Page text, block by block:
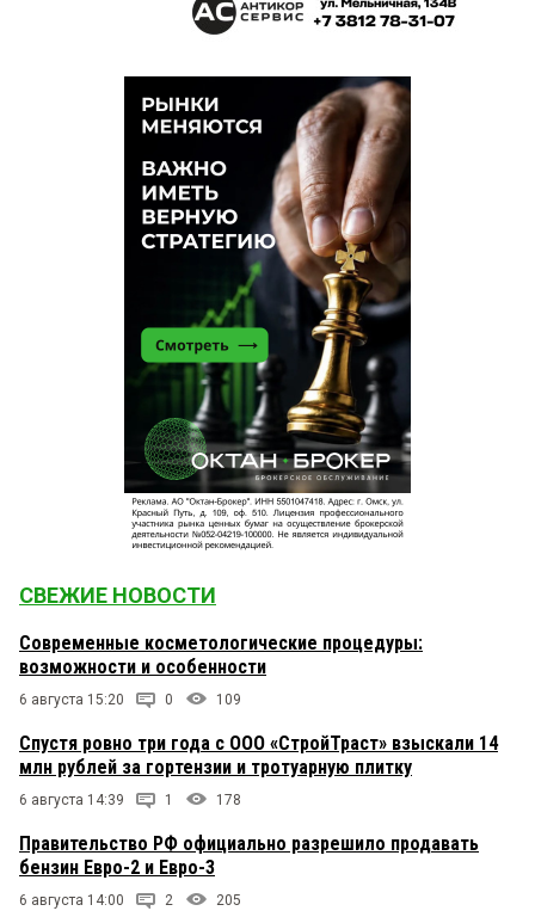
СВЕЖИЕ НОВОСТИ
Современные косметологические процедуры:
возможности и особенности
6 августа 15:20 0 109
Спустя ровно три года с ООО «СтройТраст» взыскали 14
млн рублей за гортензии и тротуарную плитку
6 августа 14:39 1 178
Правительство РФ официально разрешило продавать
бензин Евро-2 и Евро-3
6 августа 14:00 2 205